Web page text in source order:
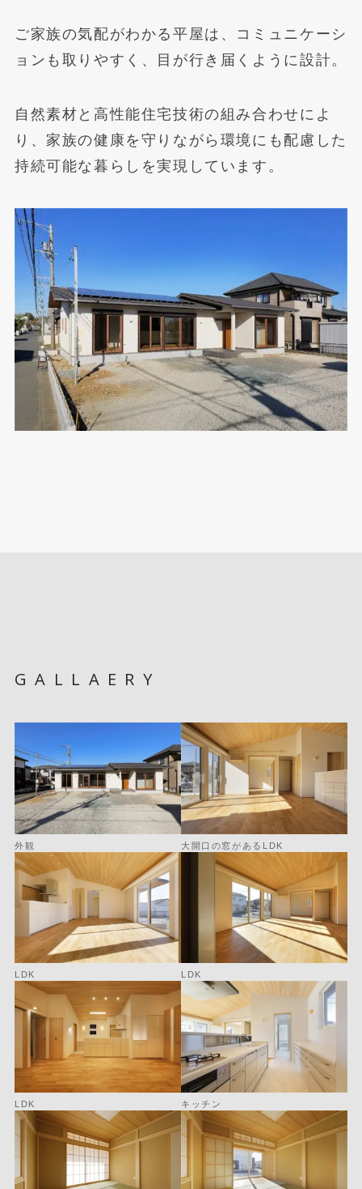
ご家族の気配がわかる平屋は、コミュニケーシ
ョンも取りやすく、目が行き届くように設計。
自然素材と高性能住宅技術の組み合わせによ
り、家族の健康を守りながら環境にも配慮した
持続可能な暮らしを実現しています。
GALLAERY
外観 大開口の窓があるLDK
LDK LDK
LDK キッチン